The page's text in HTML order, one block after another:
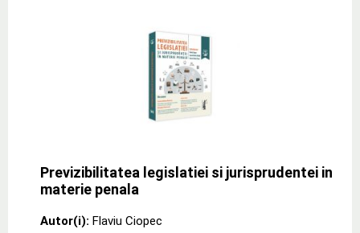
Previzibilitatea legislatiei si jurisprudentei in
materie penala
Autor(i): Flaviu Ciopec